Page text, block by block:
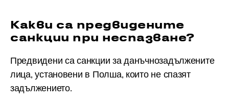
Какви са предвидените
санкции при неспазване?
Предвидени са санкции за данъчнозадължените
лица, установени в Полша, които не спазят
задължението.